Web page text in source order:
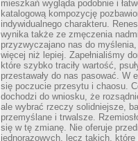
mieszkań wygląda podobnie i
katalogową kompozycję
indywidualnego charakteru.
wynika także ze zmęczenia
przyzwyczajano nas do
więcej niż lepiej. Zapełnialiśmy
które szybko traciły wartość,
przestawały do nas pasować. W
się poczucie przesytu i chaosu.
dochodzi do wniosku, że
ale wybrać rzeczy solidniejsze,
przemyślane i trwalsze.
się w tę zmianę. Nie oferuje
jednorazowych, lecz takich, które